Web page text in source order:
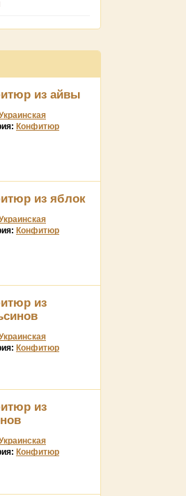
из айвы
Конфитюр
из яблок
Конфитюр
из
Конфитюр
из
Конфитюр